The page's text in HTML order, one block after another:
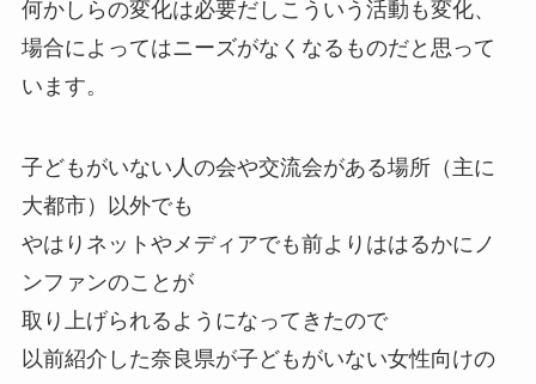
何かしらの変化は必要だしこういう活動も変化、
場合によってはニーズがなくなるものだと思って
います。
子どもがいない人の会や交流会がある場所（主に
大都市）以外でも
やはりネットやメディアでも前よりははるかにノ
ンファンのことが
取り上げられるようになってきたので
以前紹介した奈良県が子どもがいない女性向けの